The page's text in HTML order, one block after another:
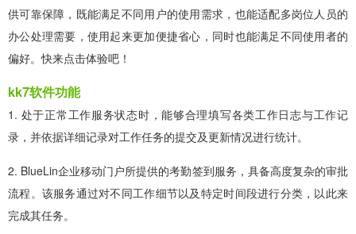
供可靠保障，既能满足不同用户的使用需求，也能适配多岗位人员的
办公处理需要，使用起来更加便捷省心，同时也能满足不同使用者的
偏好。快来点击体验吧！
kk7软件功能
1. 处于正常工作服务状态时，能够合理填写各类工作日志与工作记
录，并依据详细记录对工作任务的提交及更新情况进行统计。
2. BlueLin企业移动门户所提供的考勤签到服务，具备高度复杂的审批
流程。该服务通过对不同工作细节以及特定时间段进行分类，以此来
完成其任务。